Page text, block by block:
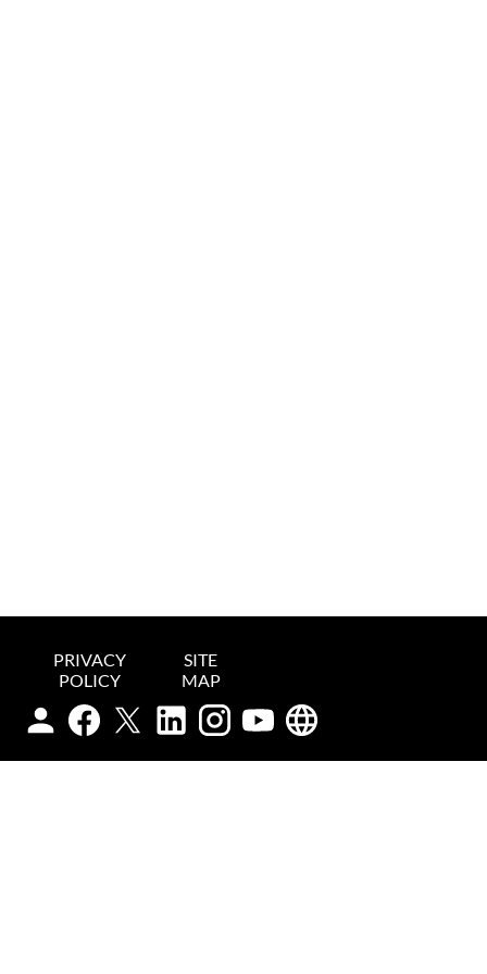
PRIVACY
POLICY
SITE
MAP